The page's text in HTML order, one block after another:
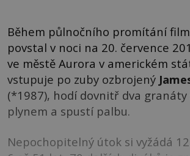
Během půlnočního promítání
povstal v noci na 20. července
ve městě Aurora v americkém
vstupuje po zuby ozbrojený
(*1987), hodí dovnitř dva granáty
plynem a spustí palbu.
Nepochopitelný útok si vyžádá